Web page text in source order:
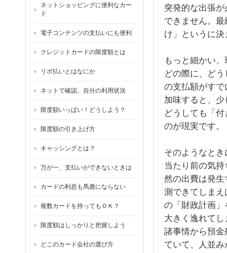
突発的な出張
できません。
け」というに
もっと細かい
どの際に、ど
の支払額がす
加味すると、
どうしても「
のが現実です。
そのようなと
当たり前の気
然の出費は発
測できてしま
の「財政計画
大きく逸れて
諸事情から預
ていて、人並
ネットショッピングに便利なカー
ド
電子コンテンツの支払いにも便利
クレジットカードの限度額とは
リボ払いとはなにか
ネットで確認、自分の利用状況
限度額いっぱい！どうしよう？
限度額の引き上げ方
キャッシングとは？
万が一、支払いができないときは
カードの利息も馬鹿にならない
複数カードを持ってもＯＫ？
限度額はしっかりと把握しよう
どこのカード会社の選び方